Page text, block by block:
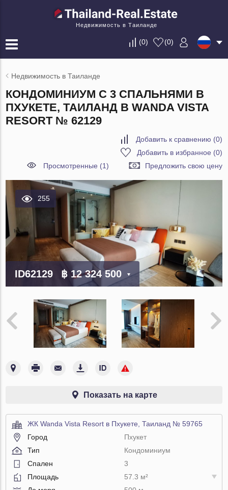
Недвижимость в Таиланде
(0) (0)
Недвижимость в Таиланде
КОНДОМИНИУМ С 3 СПАЛЬНЯМИ В
ПХУКЕТЕ, ТАИЛАНД В WANDA VISTA
RESORT № 62129
Добавить к сравнению (0)
Добавить в избранное (0)
Просмотренные (1)
Предложить свою цену
255
ID62129 ฿ 12 324 500
Показать на карте
ЖК Wanda Vista Resort в Пхукете, Таиланд № 59765
Город
Пхукет
Тип
Кондоминиум
Спален
3
Площадь
57.3 м²